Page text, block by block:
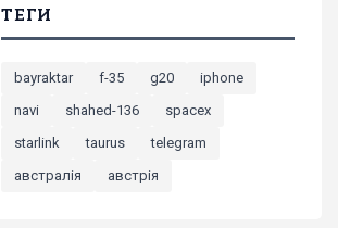
ТЕГИ
bayraktar f-35 g20
iphone
navi
shahed-136
spacex
starlink
taurus
telegram
австралія
австрія